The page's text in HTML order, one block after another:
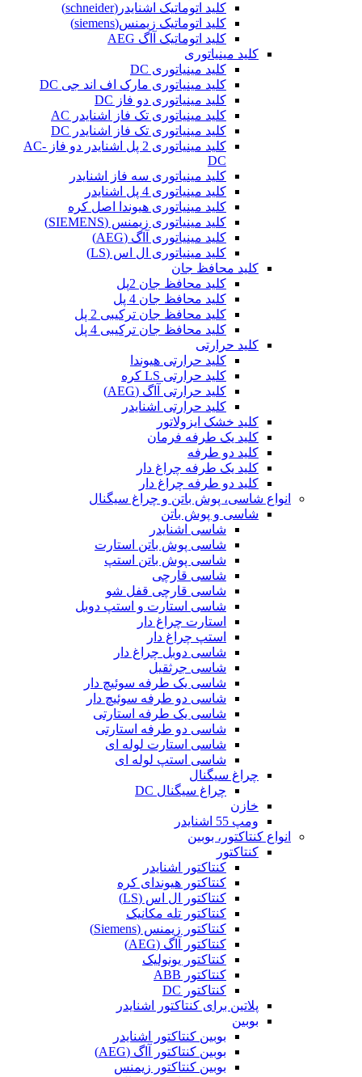
کلید اتوماتیک اشنایدر(schneider)
کلید اتوماتیک زیمنس(siemens)
کلید اتوماتیک آاگ AEG
کلید مینیاتوری
کلید مینیاتوری DC
کلید مینیاتوری مارک اف اند جی DC
کلید مینیاتوری دو فاز DC
کلید مینیاتوری تک فاز اشنایدر AC
کلید مینیاتوری تک فاز اشنایدر DC
کلید مینیاتوری 2 پل اشنایدر دو فاز AC-
DC
کلید مینیاتوری سه فاز اشنایدر
کلید مینیاتوری 4 پل اشنایدر
کلید مینیاتوری هیوندا اصل کره
کلید مینیاتوری زیمنس (SIEMENS)
کلید مینیاتوری آاگ (AEG)
کلید مینیاتوری ال اس (LS)
کلید محافظ جان
کلید محافظ جان 2پل
کلید محافظ جان 4 پل
کلید محافظ جان ترکیبی 2 پل
کلید محافظ جان ترکیبی 4 پل
کلید حرارتی
کلید حرارتی هیوندا
کلید حرارتی LS کره
کلید حرارتی آاگ (AEG)
کلید حرارتی اشنایدر
کلید خشک ایزولاتور
کلید یک طرفه فرمان
کلید دو طرفه
کلید یک طرفه چراغ دار
کلید دو طرفه چراغ دار
انواع شاسی، پوش باتن و چراغ سیگنال
شاسی و پوش باتن
شاسی اشنایدر
شاسی پوش باتن استارت
شاسی پوش باتن استپ
شاسی قارچی
شاسی قارچی قفل شو
شاسی استارت و استپ دوبل
استارت چراغ دار
استپ چراغ دار
شاسی دوبل چراغ دار
شاسی جرثقیل
شاسی یک طرفه سوئیچ دار
شاسی دو طرفه سوئیچ دار
شاسی یک طرفه استارتی
شاسی دو طرفه استارتی
شاسی استارت لوله ای
شاسی استپ لوله ای
چراغ سیگنال
چراغ سیگنال DC
خازن
ومپ 55 اشنایدر
انواع کنتاکتور، بوبین
کنتاکتور
کنتاکتور اشنایدر
کنتاکتور هیوندای کره
کنتاکتور ال اس (LS)
کنتاکتور تله مکانیک
کنتاکتور زیمنس (Siemens)
کنتاکتور آاگ (AEG)
کنتاکتور یونولیک
کنتاکتور ABB
کنتاکتور DC
پلاتین برای کنتاکتور اشنایدر
بوبین
بوبین کنتاکتور اشنایدر
بوبین کنتاکتور آاگ (AEG)
بوبین کنتاکتور زیمنس